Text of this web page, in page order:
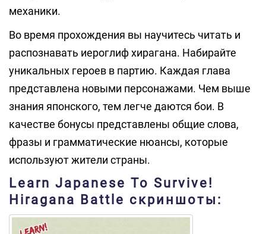
механики.
Во время прохождения вы научитесь читать и
распознавать иероглиф хирагана. Набирайте
уникальных героев в партию. Каждая глава
представлена новыми персонажами. Чем выше
знания японского, тем легче даются бои. В
качестве бонусы представлены общие слова,
фразы и грамматические нюансы, которые
используют жители страны.
Learn Japanese To Survive!
Hiragana Battle скриншоты: